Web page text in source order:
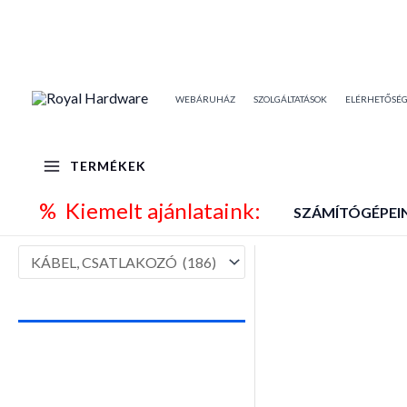
WEBÁRUHÁZ SZOLGÁLTATÁSOK ELÉRHETŐSÉG
TERMÉKEK
% Kiemelt ajánlataink: